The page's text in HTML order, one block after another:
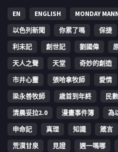
EN ENGLISH MONDAY
以色列新聞
你累了嗎 保捷
利未記
創世記 劉國偉
天人之聲
天堂 奇妙的創造
市井心靈
張哈拿牧師 愛情
梁永善牧師
歳首到年終 民
清晨妥拉2.0
漫畫事件簿 為
申命記
真理 知識 箴言
荒漠甘泉
見證 週一嗎哪